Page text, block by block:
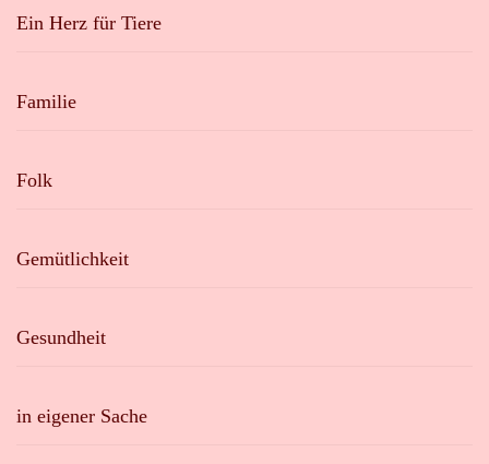
Ein Herz für Tiere
Familie
Folk
Gemütlichkeit
Gesundheit
in eigener Sache